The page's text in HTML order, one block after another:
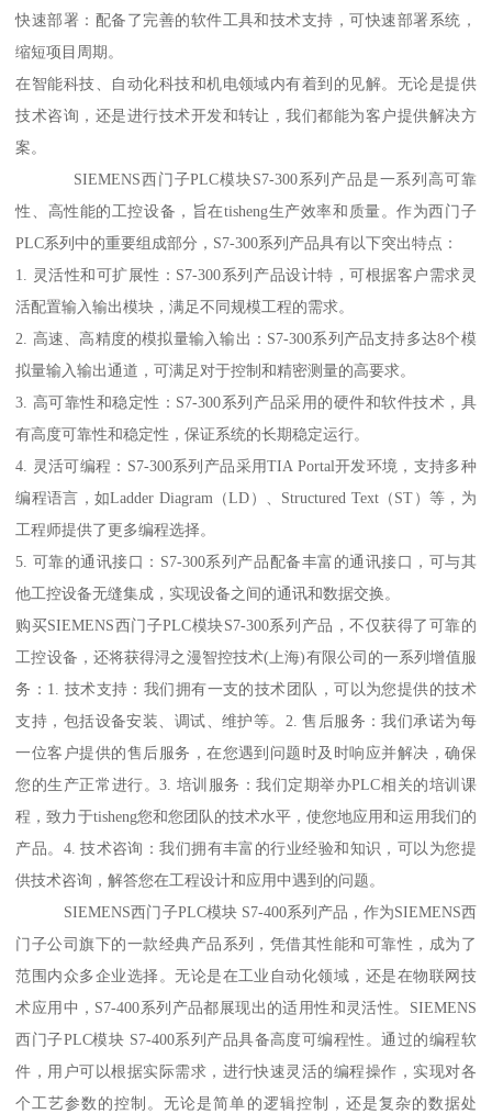
快速部署：配备了完善的软件工具和技术支持，可快速部署系统，
缩短项目周期。
在智能科技、自动化科技和机电领域内有着到的见解。无论是提供
技术咨询，还是进行技术开发和转让，我们都能为客户提供解决方
案。
SIEMENS西门子PLC模块S7-300系列产品是一系列高可靠
性、高性能的工控设备，旨在tisheng生产效率和质量。作为西门子
PLC系列中的重要组成部分，S7-300系列产品具有以下突出特点：
1. 灵活性和可扩展性：S7-300系列产品设计特，可根据客户需求灵
活配置输入输出模块，满足不同规模工程的需求。
2. 高速、高精度的模拟量输入输出：S7-300系列产品支持多达8个模
拟量输入输出通道，可满足对于控制和精密测量的高要求。
3. 高可靠性和稳定性：S7-300系列产品采用的硬件和软件技术，具
有高度可靠性和稳定性，保证系统的长期稳定运行。
4. 灵活可编程：S7-300系列产品采用TIA Portal开发环境，支持多种
编程语言，如Ladder Diagram（LD）、Structured Text（ST）等，为
工程师提供了更多编程选择。
5. 可靠的通讯接口：S7-300系列产品配备丰富的通讯接口，可与其
他工控设备无缝集成，实现设备之间的通讯和数据交换。
购买SIEMENS西门子PLC模块S7-300系列产品，不仅获得了可靠的
工控设备，还将获得浔之漫智控技术(上海)有限公司的一系列增值服
务：1. 技术支持：我们拥有一支的技术团队，可以为您提供的技术
支持，包括设备安装、调试、维护等。2. 售后服务：我们承诺为每
一位客户提供的售后服务，在您遇到问题时及时响应并解决，确保
您的生产正常进行。3. 培训服务：我们定期举办PLC相关的培训课
程，致力于tisheng您和您团队的技术水平，使您地应用和运用我们的
产品。4. 技术咨询：我们拥有丰富的行业经验和知识，可以为您提
供技术咨询，解答您在工程设计和应用中遇到的问题。
SIEMENS西门子PLC模块 S7-400系列产品，作为SIEMENS西
门子公司旗下的一款经典产品系列，凭借其性能和可靠性，成为了
范围内众多企业选择。无论是在工业自动化领域，还是在物联网技
术应用中，S7-400系列产品都展现出的适用性和灵活性。SIEMENS
西门子PLC模块 S7-400系列产品具备高度可编程性。通过的编程软
件，用户可以根据实际需求，进行快速灵活的编程操作，实现对各
个工艺参数的控制。无论是简单的逻辑控制，还是复杂的数据处